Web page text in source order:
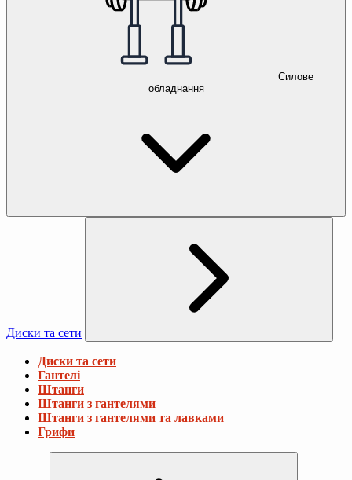
Силове
обладнання
Диски та сети
Диски та сети
Гантелі
Штанги
Штанги з гантелями
Штанги з гантелями та лавками
Грифи